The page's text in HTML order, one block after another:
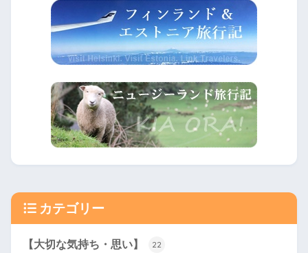
カテゴリー
【大切な気持ち・思い】 22